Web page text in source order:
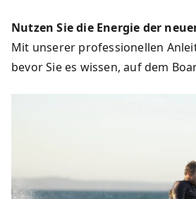
Nutzen Sie die Energie der
Mit unserer professionellen
bevor Sie es wissen, auf dem